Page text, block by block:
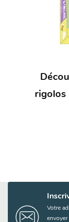
rigolos
Votre
envoyer